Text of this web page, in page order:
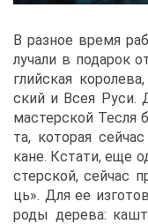
В раз­ное вре­мя
лу­ча­ли в по­да­рок
глий­ская
ский и Всея Ру­си.
ма­стер­ской Тес­ля
та, ко­то­рая
кане. Кста­ти, еще
стер­ской, сей­час
ць». Для ее
ро­ды де­ре­ва: